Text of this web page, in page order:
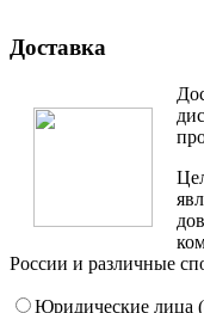
Доставка
России и различные
Юридические лица